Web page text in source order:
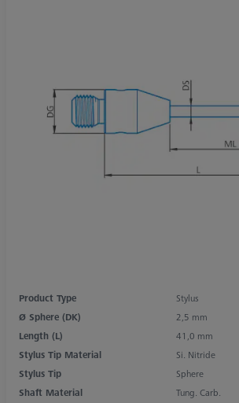
Product Type
Stylus
Ø Sphere (DK)
2,5 mm
Length (L)
41,0 mm
Stylus Tip Material
Si. Nitride
Stylus Tip
Sphere
Shaft Material
Tung. Carb.